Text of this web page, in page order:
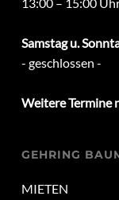
Samstag u.
- geschlossen -
Weitere Termine
GEHRING
MIETEN